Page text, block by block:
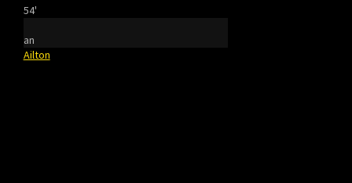
54'
an
Ailton